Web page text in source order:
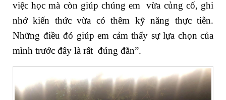
việc học mà còn giúp chúng em vừa củng cố, ghi
nhớ kiến thức vừa có thêm kỹ năng thực tiễn.
Những điều đó giúp em cảm thấy sự lựa chọn của
mình trước đây là rất đúng đắn”.